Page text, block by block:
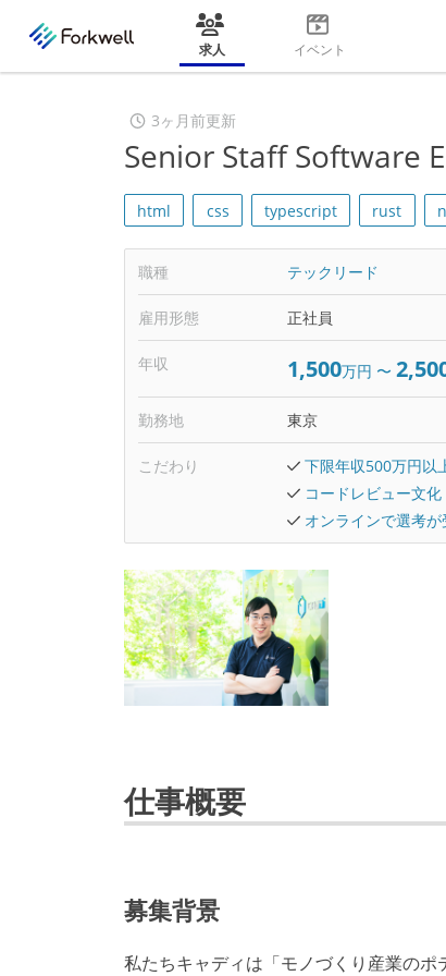
求人 イベント
3ヶ月前更新
Senior Staff Software
html css typescript rust
職種 テックリード
雇用形態 正社員
年収 1,500万円 〜
勤務地 東京
こだわり 下限年収500万円以
コードレビュー文化
オンラインで選考が
仕事概要
募集背景
私たちキャディは「モノづくり産業のポ